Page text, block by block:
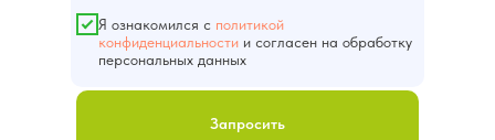
Я ознакомился с политикой
конфиденциальности и согласен на обработку
персональных данных
Запросить